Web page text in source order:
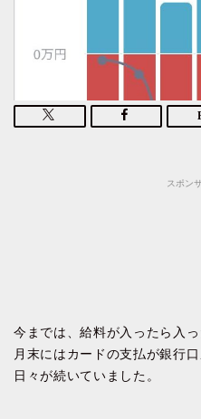
スポン
今までは、給料が入ったら入
月末にはカードの支払が銀行
日々が続いていました。